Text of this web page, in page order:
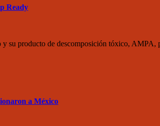
Ready
su producto de descomposición tóxico,
a México